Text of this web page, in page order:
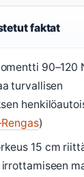
faktat
90–120
turvallisen
)
15 cm